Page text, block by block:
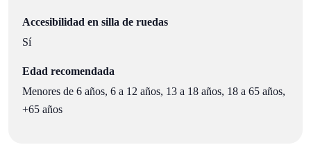
Accesibilidad en silla de ruedas
Sí
Edad recomendada
Menores de 6 años, 6 a 12 años, 13 a 18 años, 18 a 65 años,
+65 años